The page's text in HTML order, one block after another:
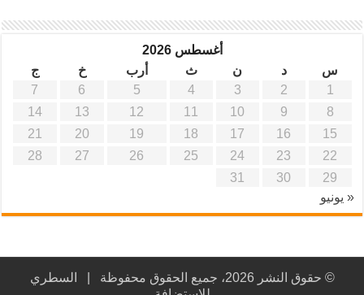
أغسطس 2026
س
د ن ث أرب خ
ج
1
2
3
4
5
6
7
8
9
10
11
12
13
14
15
16
17
18
19
20
21
22
23
24
25
26
27
28
29
30
31
« يونيو
© حقوق النشر 2026، جميع الحقوق محفوظة |
السطري